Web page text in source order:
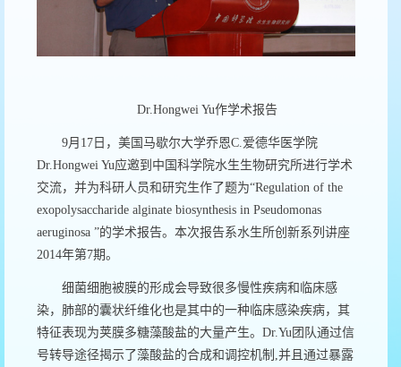
Dr.Hongwei Yu作学术报告
9月 17 日，美国马歇尔大学乔恩C. 爱德华医学院
Dr.Hongwei Yu应邀到中国科学院水生生物研究所进行学术
交流，并为科研人员和研究生作了题为“Regulation of the
exopolysaccharide alginate biosynthesis in Pseudomonas
aeruginosa ”的学术报告。本次报告系水生所创新系列讲座
2014年第7期。
细菌细胞被膜的形成会导致很多慢性疾病和临床感
染，肺部的囊状纤维化也是其中的一种临床感染疾病，其
特征表现为荚膜多糖藻酸盐的大量产生。 Dr.Yu 团队通过信
号转导途径揭示了藻酸盐的合成和调控机制 并且通过暴露